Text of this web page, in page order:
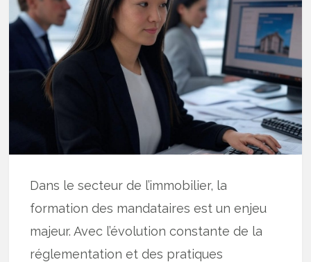
Dans le secteur de l’immobilier, la
formation des mandataires est un enjeu
majeur. Avec l’évolution constante de la
réglementation et des pratiques